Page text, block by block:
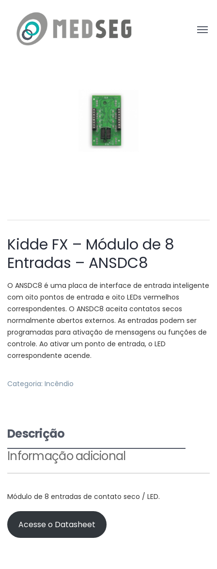
Kidde FX – Módulo de 8
Entradas – ANSDC8
O ANSDC8 é uma placa de interface de entrada inteligente
com oito pontos de entrada e oito LEDs vermelhos
correspondentes. O ANSDC8 aceita contatos secos
normalmente abertos externos. As entradas podem ser
programadas para ativação de mensagens ou funções de
controle. Ao ativar um ponto de entrada, o LED
correspondente acende.
Categoria: Incêndio
Descrição
Informação adicional
Módulo de 8 entradas de contato seco / LED.
Acesse o Datasheet